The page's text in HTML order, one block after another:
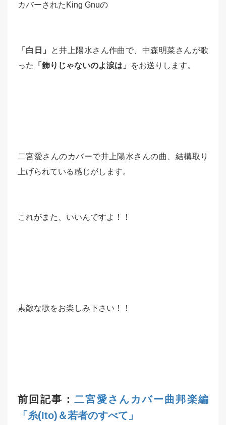
カバーされたKing Gnuの
「白日」
と井上陽水さん作曲で、中森明菜さんが歌
った
「飾りじゃないのよ涙は」 をお送りします。
二宮愛さんのカバーで井上陽水さんの曲、結構取り
上げられている感じがします。
これがまた、いいんですよ！！
素敵な歌をお楽しみ下さい！！
前回記事： 二宮愛さんカバー曲邦楽編
「糸(Ito)＆若者のすべて」